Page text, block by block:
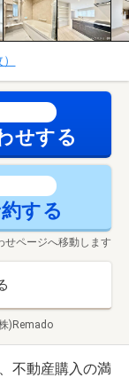
せする
する
せページへ移動します
)Remado
不動産購入の満